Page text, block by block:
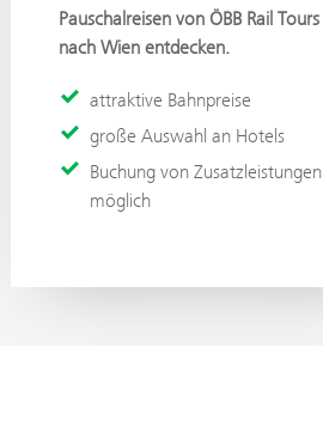
Pauschalreisen von ÖBB Rail Tours
nach Wien entdecken.
attraktive Bahnpreise
große Auswahl an Hotels
Buchung von Zusatzleistungen
möglich